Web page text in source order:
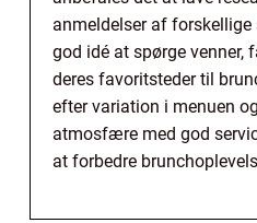
anmeldelser af forskellige
god idé at spørge venner,
deres favoritsteder til
efter variation i menuen
atmosfære med god
at forbedre